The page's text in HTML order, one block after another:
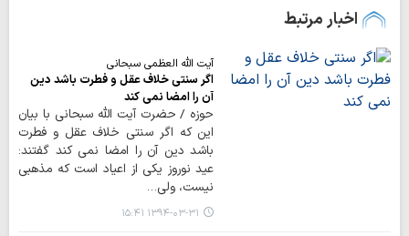
اخبار مرتبط
آیت الله العظمی سبحانی
اگر سنتی خلاف عقل و فطرت باشد دین
آن را امضا نمی کند
حوزه / حضرت آیت الله سبحانی با بیان
این که اگر سنتی خلاف عقل و فطرت
باشد دین آن را امضا نمی کند گفتند:
عید نوروز یکی از اعیاد است که مذهبی
نیست، ولی…
۱۳۹۴-۰۳-۳۱ ۱۵:۴۱